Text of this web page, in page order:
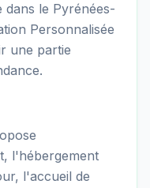
dans le Pyrénées-
Personnalisée
une partie
l'hébergement
l'accueil de